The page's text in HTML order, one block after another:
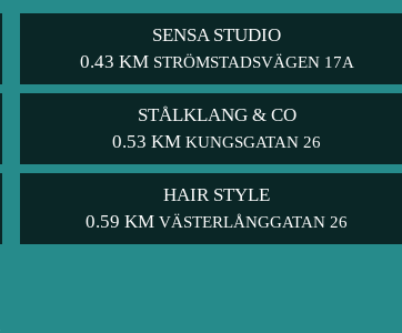
SENSA STUDIO
0.43 KM STRÖMSTADSVÄGEN 17A
STÅLKLANG & CO
0.53 KM KUNGSGATAN 26
HAIR STYLE
0.59 KM VÄSTERLÅNGGATAN 26